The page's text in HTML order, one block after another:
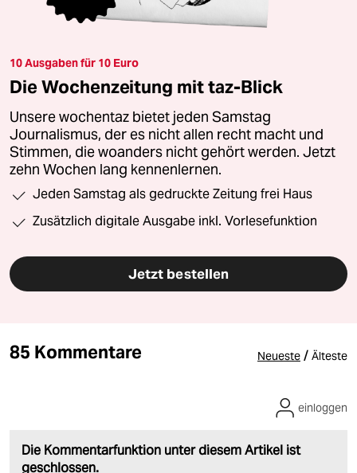
10 Ausgaben für 10 Euro
Die Wochenzeitung mit taz-Blick
Unsere wochentaz bietet jeden Samstag
Journalismus, der es nicht allen recht macht und
Stimmen, die woanders nicht gehört werden. Jetzt
zehn Wochen lang kennenlernen.
Jeden Samstag als gedruckte Zeitung frei Haus
Zusätzlich digitale Ausgabe inkl. Vorlesefunktion
Jetzt bestellen
85 Kommentare Neueste / Älteste
Die Kommentarfunktion unter diesem Artikel ist
geschlossen.
einloggen